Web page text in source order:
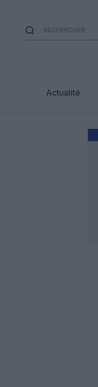
Actualité